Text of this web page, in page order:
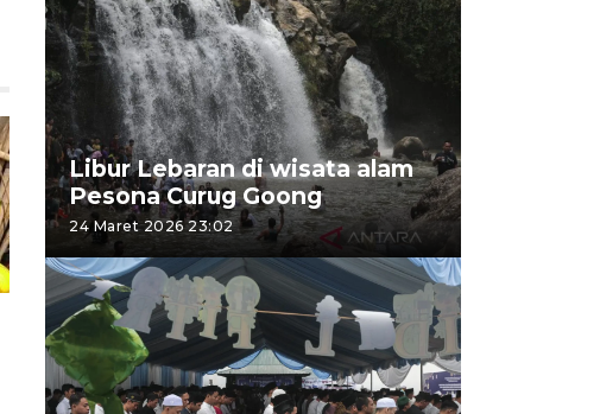
Libur Lebaran di wisata alam
Pesona Curug Goong
24 Maret 2026 23:02